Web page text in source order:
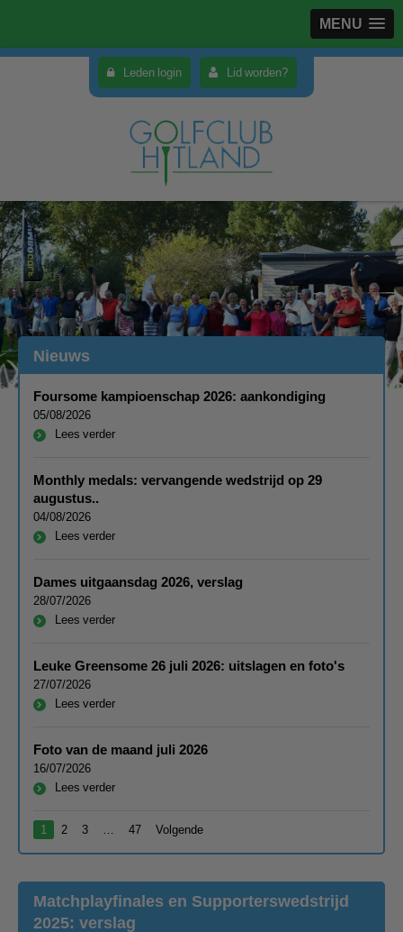
MENU
Leden login Lid worden?
Nieuws
Foursome kampioenschap 2026: aankondiging
05/08/2026
Lees verder
Monthly medals: vervangende wedstrijd op 29
augustus..
04/08/2026
Lees verder
Dames uitgaansdag 2026, verslag
28/07/2026
Lees verder
Leuke Greensome 26 juli 2026: uitslagen en foto's
27/07/2026
Lees verder
Foto van de maand juli 2026
16/07/2026
Lees verder
1 2 3 47 Volgende
Matchplayfinales en Supporterswedstrijd
2025: verslag